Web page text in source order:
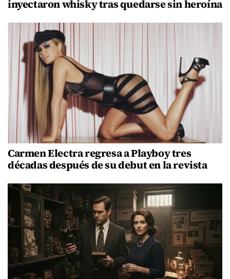
inyectaron whisky tras quedarse sin heroína
Carmen Electra regresa a Playboy tres
décadas después de su debut en la revista